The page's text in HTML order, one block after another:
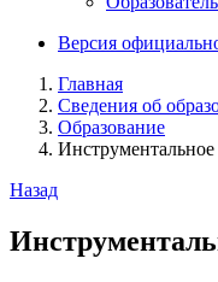
Версия
Главная
Сведения об
Образование
Инструментальное
Назад